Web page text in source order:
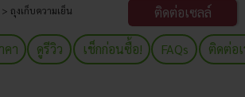
> ถุงเก็บความเย็น ติดต่อเซลล์
คา ดูรีวิว เช็กก่อนซื้อ! FAQs ติดต่อ